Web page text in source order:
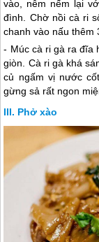
vào, nêm nếm lại
đình. Chờ nồi cà ri
chanh vào nấu thêm
- Múc cà ri gà ra đĩa
giòn. Cà ri gà khá
củ ngấm vị nước
gừng sả rất ngon
Phở xào